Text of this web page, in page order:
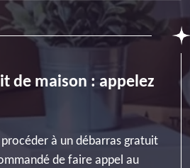
de maison : appelez
procéder à un débarras gratuit
de faire appel au